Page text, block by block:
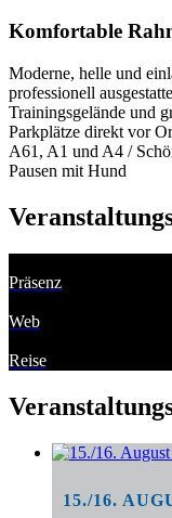
Komfortable
Moderne, helle und
professionell
Trainingsgelände und
Parkplätze direkt vor
A61, A1 und A4 /
Pausen mit Hund
Präsenz
Web
Reise
15./16.